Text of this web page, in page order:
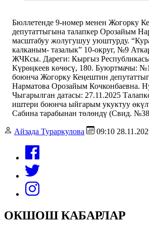
Бюллетенде 9-номер менен Жогорку
депутаттыгына талапкер Орозайым
масштабуу жолугушуу уюштурду.
калканым- тазалык” 10-округ, №9
ЖЧКсы. Дареги: Кыргыз
Күрөңкеев көчөсү, 180. Буюртмачы:
боюнча Жогорку Кеңештин
Нарматова Орозайым Кочконбаевна.
Чыгарылган датасы: 27.11.2025
иштери боюнча ыйгарым укуктуу
Сабина тарабынан төлөндү (Свид.
Айзада Тураркулова 09:10
ОКШОШ КАБАРЛАР